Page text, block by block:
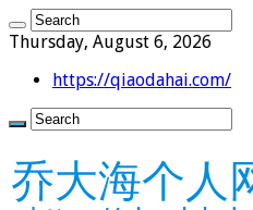
Thursday, August 6, 2026
https://qiaodahai.com/